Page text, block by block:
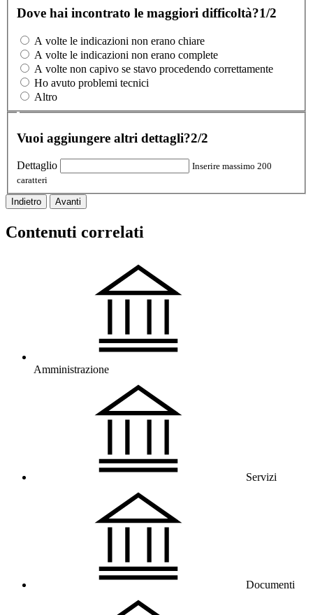
Dove hai incontrato le maggiori difficoltà?1/2
A volte le indicazioni non erano chiare
A volte le indicazioni non erano complete
A volte non capivo se stavo procedendo correttamente
Ho avuto problemi tecnici
Altro
Vuoi aggiungere altri dettagli?2/2
Dettaglio
Inserire massimo 200
caratteri
Indietro Avanti
Contenuti correlati
Amministrazione
Servizi
Documenti